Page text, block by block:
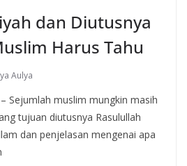
dan Diutusnya
Harus Tahu
Aulya
Sejumlah muslim mungkin masih
tujuan diutusnya Rasulullah
dan penjelasan mengenai apa